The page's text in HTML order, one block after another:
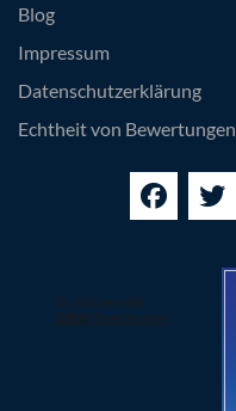
Blog
Impressum
Datenschutzerklärung
Echtheit von Bewertungen